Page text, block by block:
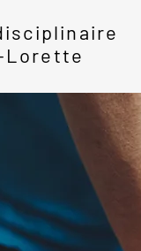
Lorette